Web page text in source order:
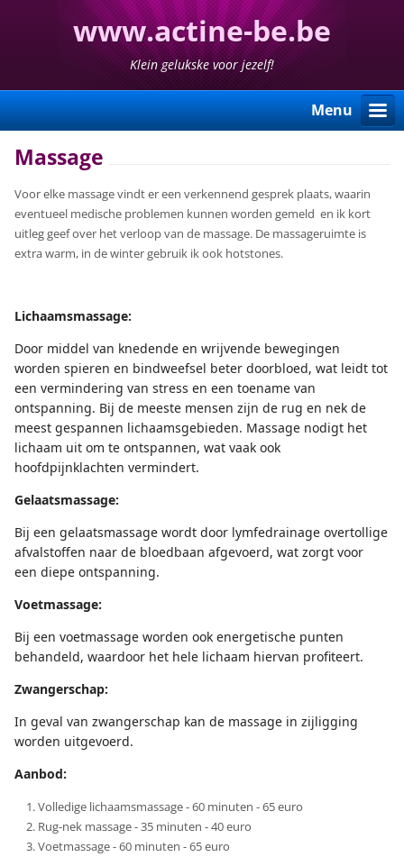
www.actine-be.be
Klein gelukske voor jezelf!
Menu
Massage
Voor elke massage vindt er een verkennend gesprek plaats, waarin
eventueel medische problemen kunnen worden gemeld en ik kort
uitleg geef over het verloop van de massage. De massageruimte is
extra warm, in de winter gebruik ik ook hotstones.
Lichaamsmassage:
Door middel van knedende en wrijvende bewegingen
worden spieren en bindweefsel beter doorbloed, wat leidt tot
een vermindering van stress en een toename van
ontspanning. Bij de meeste mensen zijn de rug en nek de
meest gespannen lichaamsgebieden. Massage nodigt het
lichaam uit om te ontspannen, wat vaak ook
hoofdpijnklachten vermindert.
Gelaatsmassage:
Bij een gelaatsmassage wordt door lymfedrainage overtollige
afvalstoffen naar de bloedbaan afgevoerd, wat zorgt voor
een diepe ontspanning.
Voetmassage:
Bij een voetmassage worden ook energetische punten
behandeld, waardoor het hele lichaam hiervan profiteert.
Zwangerschap:
In geval van zwangerschap kan de massage in zijligging
worden uitgevoerd.
Aanbod:
Volledige lichaamsmassage - 60 minuten - 65 euro
Rug-nek massage - 35 minuten - 40 euro
Voetmassage - 60 minuten - 65 euro